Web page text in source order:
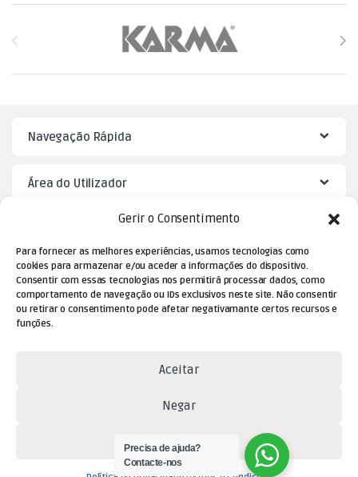
Gerir o Consentimento
Para fornecer as melhores experiências, usamos tecnologias como
cookies para armazenar e/ou aceder a informações do dispositivo.
Consentir com essas tecnologias nos permitirá processar dados, como
comportamento de navegação ou IDs exclusivos neste site. Não consentir
ou retirar o consentimento pode afetar negativamante certos recursos e
funções.
Aceitar
Negar
Ver preferências
Brands Carousel
Navegação Rápida
Área do Utilizador
Dúvidas? Contacte-nos!
(chamada para a rede fixa
Precisa de ajuda?
Contacte-nos